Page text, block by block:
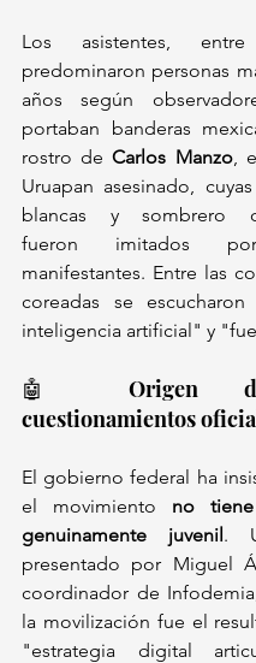
Los asistentes,
predominaron personas
años según
portaban banderas
rostro de Carlos Manzo,
Uruapan asesinado,
blancas y sombrero
fueron imitados
manifestantes. Entre las
coreadas se
inteligencia artificial" y
🤖 Origen
cuestionamientos
El gobierno federal ha
el movimiento no
genuinamente juvenil.
presentado por Miguel
coordinador de
la movilización fue el
"estrategia digital